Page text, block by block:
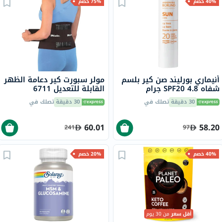
أنيماري بورليند صن كير بلسم
شفاه SPF20 4.8 جرام
30 دقيقة تصلك في
58.20
97
مولر سبورت كير دعامة الظهر
القابلة للتعديل 6711
30 دقيقة تصلك في
60.01
241
40% خصم
أقل سعرمن 30 يوم
20% خصم